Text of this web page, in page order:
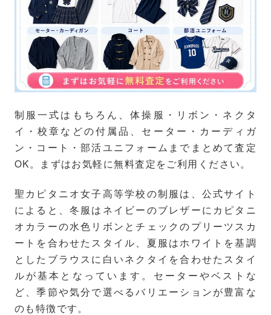
制服一式はもちろん、体操服・リボン・ネクタ
イ・校章などの付属品、セーター・カーディガ
ン・コート・部活ユニフォームまでまとめて査定
OK。まずはお気軽に無料査定をご利用ください。
聖カピタニオ女子高等学校の制服は、公式サイト
によると、冬服はネイビーのブレザーにカピタニ
オカラーの水色リボンとチェックのプリーツスカ
ートを合わせたスタイル、夏服はホワイトを基調
としたブラウスに白いネクタイを合わせたスタイ
ルが基本となっています。セーターやベストな
ど、季節や気分で選べるバリエーションが豊富な
のも特徴です。